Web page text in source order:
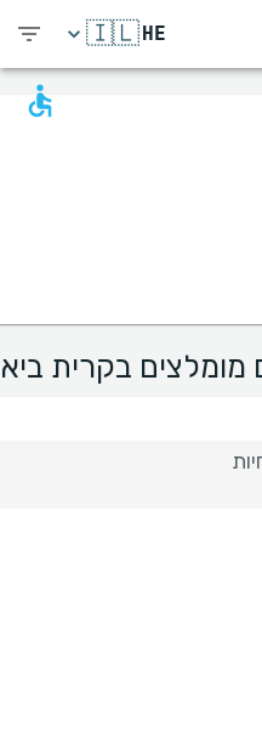
HE
🇮🇱
בקרית